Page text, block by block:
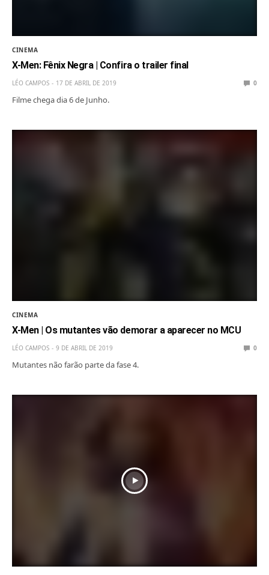
CINEMA
X-Men: Fênix Negra | Confira o trailer final
LÉO CAMPOS 17 DE ABRIL DE 2019 0
Filme chega dia 6 de Junho.
CINEMA
X-Men | Os mutantes vão demorar a aparecer no MCU
LÉO CAMPOS 9 DE ABRIL DE 2019 0
Mutantes não farão parte da fase 4.